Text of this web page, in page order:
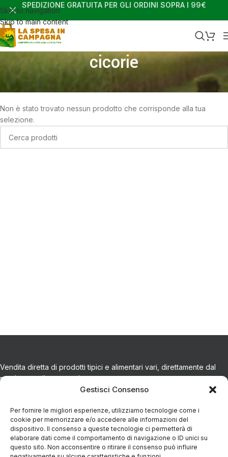
Gestisci Consenso
Per fornire le migliori esperienze, utilizziamo tecnologie come i
cookie per memorizzare e/o accedere alle informazioni del
dispositivo. Il consenso a queste tecnologie ci permetterà di
elaborare dati come il comportamento di navigazione o ID unici su
questo sito. Non acconsentire o ritirare il consenso può influire
Skip to navigation
Skip to main content
SPEDIZIONE GRATUITA PER GLI ORDINI SOPRA I 99€
cicorie
Home Shop
Non è stato trovato nessun prodotto che corrisponde alla tua
selezione.
Vendita diretta di prodotti tipici e alimentari vari, direttamente dal
produttore alla tua tavola.
CONTATTI
Via Eugenio Azimonti, 121 - 85050 Villa D'agri PZ